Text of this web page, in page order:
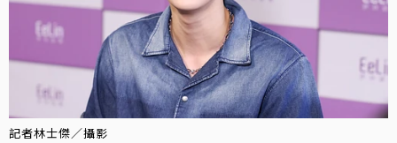
記者林士傑／攝影